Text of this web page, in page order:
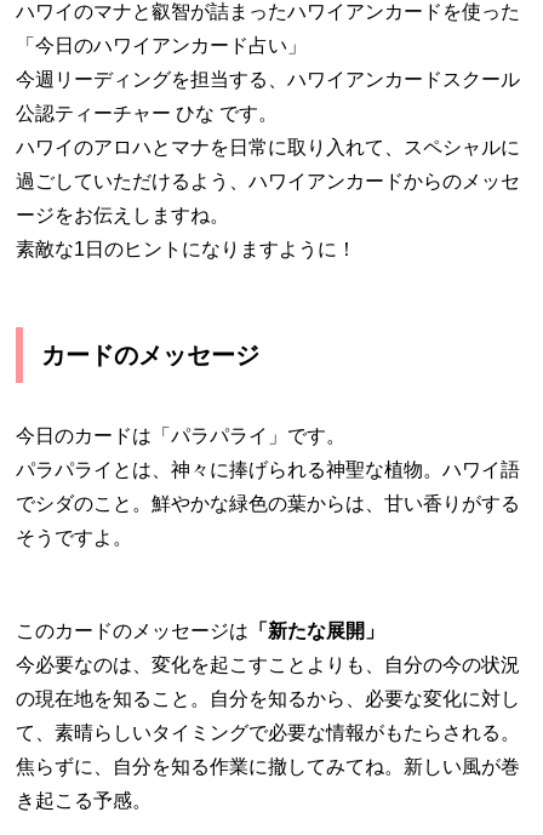
ハワイのマナと叡智が詰まったハワイアンカードを使った
「今日のハワイアンカード占い」
今週リーディングを担当する、ハワイアンカードスクール
公認ティーチャー ひな です。
ハワイのアロハとマナを日常に取り入れて、スペシャルに
過ごしていただけるよう、ハワイアンカードからのメッセ
ージをお伝えしますね。
素敵な1日のヒントになりますように！
カードのメッセージ
今日のカードは「パラパライ」です。
パラパライとは、神々に捧げられる神聖な植物。ハワイ語
でシダのこと。鮮やかな緑色の葉からは、甘い香りがする
そうですよ。
このカードのメッセージは 「新たな展開」
今必要なのは、変化を起こすことよりも、自分の今の状況
の現在地を知ること。自分を知るから、必要な変化に対し
て、素晴らしいタイミングで必要な情報がもたらされる。
焦らずに、自分を知る作業に撤してみてね。新しい風が巻
き起こる予感。